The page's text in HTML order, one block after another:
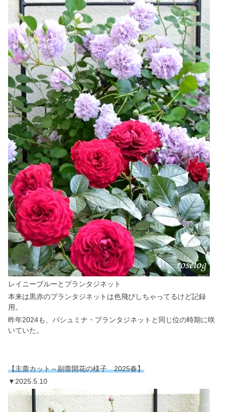
レイニーブルーとプランタジネット
本来は黒赤のプランタジネットは色飛びしちゃってるけど記録
用。
昨年2024も、パシュミナ・プランタジネットと同じ位の時期に咲
いていた。
【主蕾カット～副蕾開花の様子 2025春】
▼2025.5.10